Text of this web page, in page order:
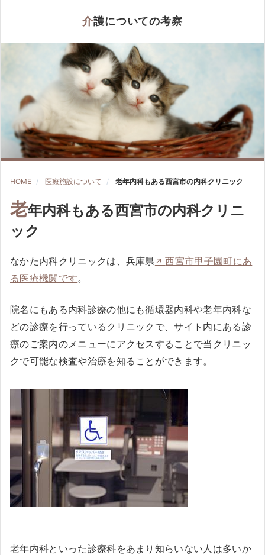
介護についての考察
HOME 医療施設について 老年内科もある西宮市の内科クリニック
老年内科もある西宮市の内科クリニ
ック
なかた内科クリニックは、兵庫県
西宮市甲子園町にあ
る医療機関です。
院名にもある内科診療の他にも循環器内科や老年内科な
どの診療を行っているクリニックで、サイト内にある診
療のご案内のメニューにアクセスすることで当クリニッ
クで可能な検査や治療を知ることができます。
老年内科といった診療科をあまり知らいない人は多いか